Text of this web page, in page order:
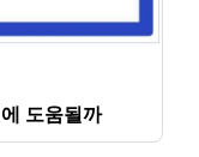
도움될까